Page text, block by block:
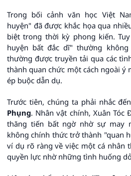
Trong bối cảnh văn học Việt
huyện" đã được khắc họa qua
biệt trong thời kỳ phong kiến.
huyện bất đắc dĩ" thường
thường được truyền tải qua các
thành quan chức một cách ngoài ý
ép buộc dẫn dụ.
Trước tiên, chúng ta phải nhắc đến
Phụng. Nhân vật chính, Xuân
thăng tiến bất ngờ nhờ sự may
không chính thức trở thành "quan
ví dụ rõ ràng về việc một cá nhân
quyền lực nhờ những tình huống